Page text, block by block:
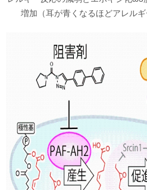
増加（耳が青くなるほどアレルギ